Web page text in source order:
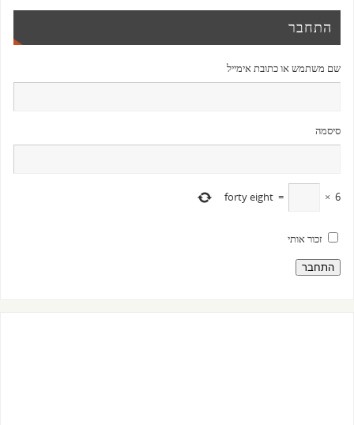
התחבר
שם משתמש או כתובת אימייל
סיסמה
6
×
=
forty eight
זכור אותי
התחבר